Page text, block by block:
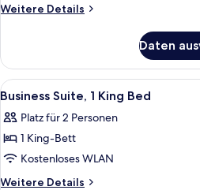
Weitere Details
Weitere
Suite,
1 King-
Bett
Daten
Alle
Fotos
für
Business
Suite,
1
6
Business Suite, 1 King Bed
Platz für 2 Personen
1 King-Bett
Kostenloses WLAN
Weitere Details
Weitere